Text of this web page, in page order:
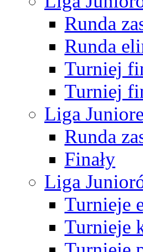
Runda
Runda
Turniej
Turniej
Liga
Runda
Finały
Liga
Turnieje
Turnieje